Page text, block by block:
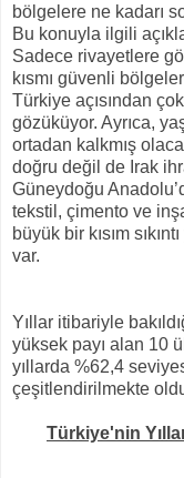
bölgelere ne kadarı
Bu konuyla ilgili
Sadece rivayetlere
kısmı güvenli
Türkiye açısından
gözüküyor. Ayrıca,
ortadan kalkmış
doğru değil de Irak
Güneydoğu
tekstil, çimento ve
büyük bir kısım
var.
Yıllar itibariyle
yüksek payı alan 10
yıllarda %62,4
çeşitlendirilmekte
Türkiye'nin